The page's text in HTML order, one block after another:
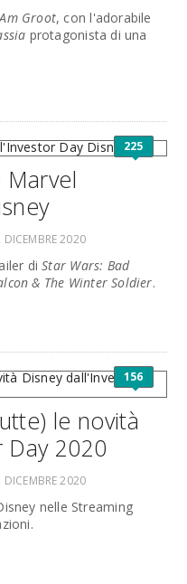
Groot, con l'adorabile
protagonista di una
225
2020
diStar Wars: Bad
& The Winter Soldier.
156
le novità
Day 2020
DICEMBRE 2020
nelle Streaming